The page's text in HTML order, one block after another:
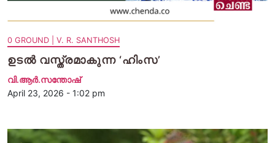
0 GROUND | V. R. SANTHOSH
ഉടൽ വസ്ത്രമാകുന്ന ‘ഹിംസ’
വി.ആര്‍.സന്തോഷ്
April 23, 2026 - 1:02 pm